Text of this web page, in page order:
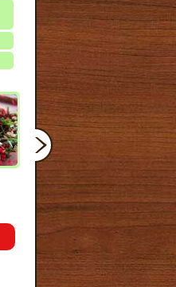
Mandulás kifli
narancs torta